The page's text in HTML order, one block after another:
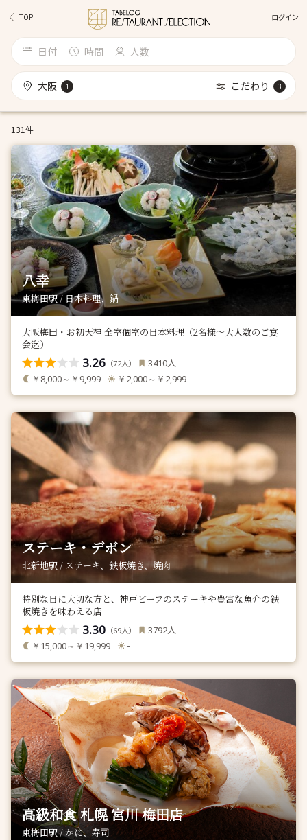
TOP ログイン
日付 時間 人数
大阪 1 こだわり 3
131件
八幸
東梅田駅 / 日本料理、鍋
大阪梅田・お初天神 全室個室の日本料理（2名様～大人数のご宴
会迄）
3.26 （72人） 3410人
￥8,000～￥9,999 ￥2,000～￥2,999
ステーキ・デボン
北新地駅 / ステーキ、鉄板焼き、焼肉
特別な日に大切な方と、神戸ビーフのステーキや豊富な魚介の鉄
板焼きを味わえる店
3.30 （69人） 3792人
￥15,000～￥19,999 -
高級和食 札幌 宮川 梅田店
東梅田駅 / かに、寿司